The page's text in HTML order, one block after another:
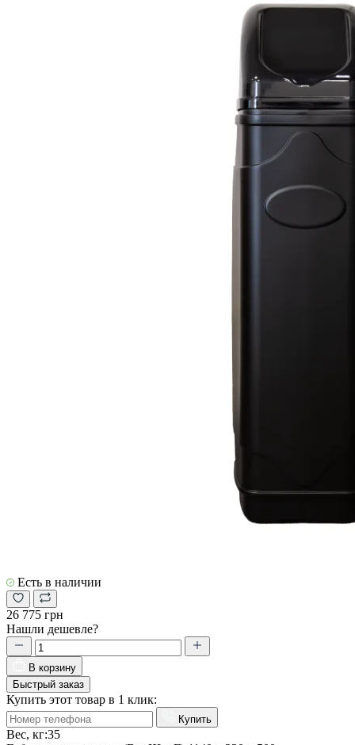
Есть в наличии
26 775 грн
Нашли дешевле?
В корзину
Быстрый заказ
Купить этот товар в 1 клик:
Купить
Вес, кг:35